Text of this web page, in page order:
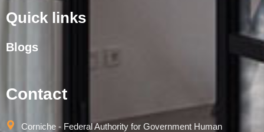
Quick links
Blogs
Contact
Corniche - Federal Authority for Government Human